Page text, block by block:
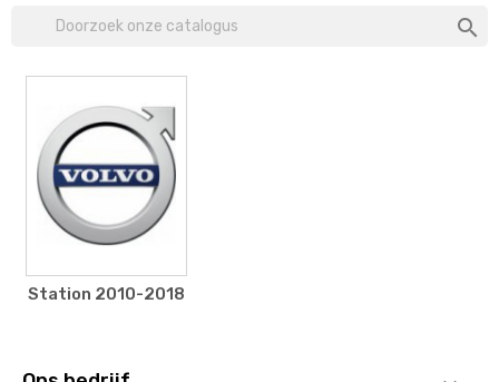

Station 2010-2018